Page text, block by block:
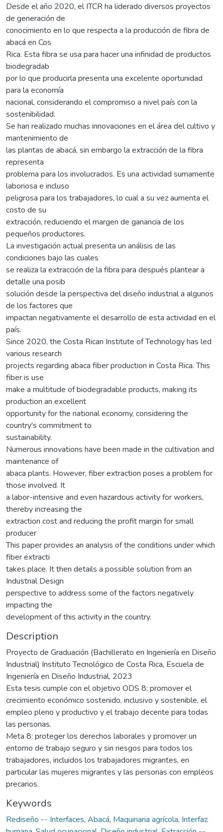
Desde el año 2020, el ITCR ha liderado diversos proyectos
de generación de
conocimiento en lo que respecta a la producción de fibra de
abacá en Cos
Rica. Esta fibra se usa para hacer una infinidad de productos
biodegradab
por lo que producirla presenta una excelente oportunidad
para la economía
nacional, considerando el compromiso a nivel país con la
sostenibilidad.
Se han realizado muchas innovaciones en el área del cultivo y
mantenimiento de
las plantas de abacá, sin embargo la extracción de la fibra
representa
problema para los involucrados. Es una actividad sumamente
laboriosa e incluso
peligrosa para los trabajadores, lo cual a su vez aumenta el
costo de su
extracción, reduciendo el margen de ganancia de los
pequeños productores.
La investigación actual presenta un análisis de las
condiciones bajo las cuales
se realiza la extracción de la fibra para después plantear a
detalle una posib
solución desde la perspectiva del diseño industrial a algunos
de los factores que
impactan negativamente el desarrollo de esta actividad en el
país.
Since 2020, the Costa Rican Institute of Technology has led
various research
projects regarding abaca fiber production in Costa Rica. This
fiber is use
make a multitude of biodegradable products, making its
production an excellent
opportunity for the national economy, considering the
country's commitment to
sustainability.
Numerous innovations have been made in the cultivation and
maintenance of
abaca plants. However, fiber extraction poses a problem for
those involved. It
a labor-intensive and even hazardous activity for workers,
thereby increasing the
extraction cost and reducing the profit margin for small
producer
This paper provides an analysis of the conditions under which
fiber extracti
takes place. It then details a possible solution from an
Industrial Design
perspective to address some of the factors negatively
impacting the
development of this activity in the country.
Description
Proyecto de Graduación (Bachillerato en Ingeniería en Diseño
Industrial) Instituto Tecnológico de Costa Rica, Escuela de
Ingeniería en Diseño Industrial, 2023
Esta tesis cumple con el objetivo ODS 8: promover el
crecimiento económico sostenido, inclusivo y sostenible, el
empleo pleno y productivo y el trabajo decente para todas
las personas.
Meta 8: proteger los derechos laborales y promover un
entorno de trabajo seguro y sin riesgos para todos los
trabajadores, incluidos los trabajadores migrantes, en
particular las mujeres migrantes y las personas con empleos
precarios.
Keywords
Rediseño -- Interfaces, Abacá, Maquinaria agrícola, Interfaz